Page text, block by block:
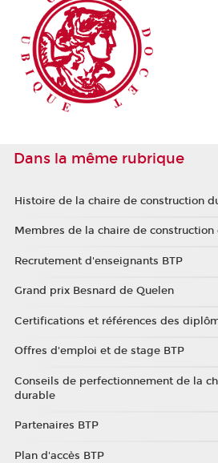
Dans la même rubrique
Histoire de la chaire de construction
Membres de la chaire de construction
Recrutement d'enseignants BTP
Grand prix Besnard de Quelen
Certifications et références des
Offres d'emploi et de stage BTP
Conseils de perfectionnement de la
durable
Partenaires BTP
Plan d'accès BTP